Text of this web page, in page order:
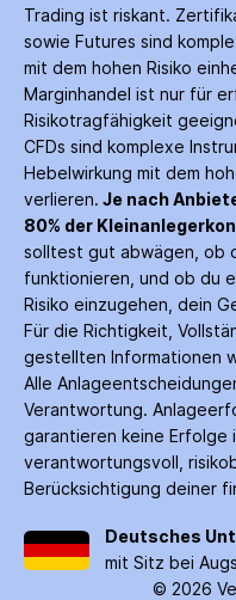
Trading ist riskant.
sowie Futures sind
mit dem hohen Risiko
Margin­handel ist nur für
Risiko­tragfähigkeit
CFDs sind komplexe
Hebelwirkung mit dem
verlieren. Je nach
80% der
solltest gut abwägen, ob
funktionieren, und ob du
Risiko einzugehen, dein
Für die Richtigkeit,
gestellten Informationen
Alle
Verantwortung.
garantieren keine Erfolge
verantwortungsvoll,
Berücksichtigung deiner
Deutsches
mit Sitz bei
© 2026